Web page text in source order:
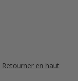
Retourner en haut